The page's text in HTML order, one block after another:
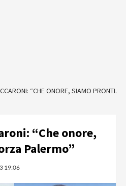
“CHE ONORE, SIAMO PRONTI.
“Che onore,
Palermo”
19:06